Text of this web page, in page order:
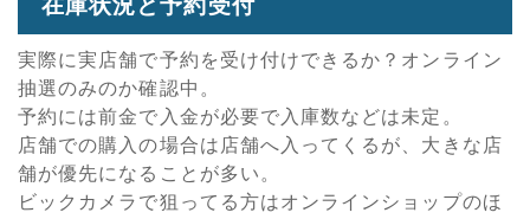
実際に実店舗で予約を受け付けできるか？オンライン
抽選のみのか確認中。
予約には前金で入金が必要で入庫数などは未定。
店舗での購入の場合は店舗へ入ってくるが、大きな店
舗が優先になることが多い。
ビックカメラで狙ってる方はオンラインショップのほ